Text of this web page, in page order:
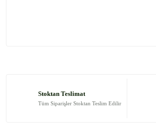
Ürün bilgilerinde hatalar bulunuyor.
Stoktan Teslimat
Tüm Siparişler Stoktan Teslim Edilir